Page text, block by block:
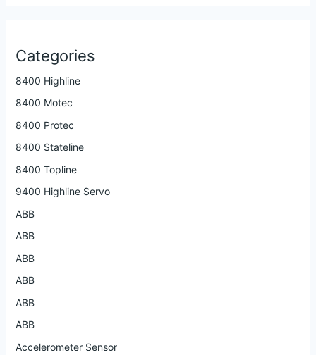
Categories
8400 Highline
8400 Motec
8400 Protec
8400 Stateline
8400 Topline
9400 Highline Servo
ABB
ABB
ABB
ABB
ABB
ABB
Accelerometer Sensor